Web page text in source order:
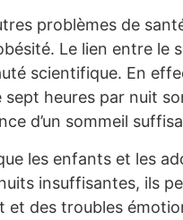
problèmes de
Le lien entre
scientifique. En
heures par nuit
d’un sommeil
les enfants et les
insuffisantes, ils
des troubles